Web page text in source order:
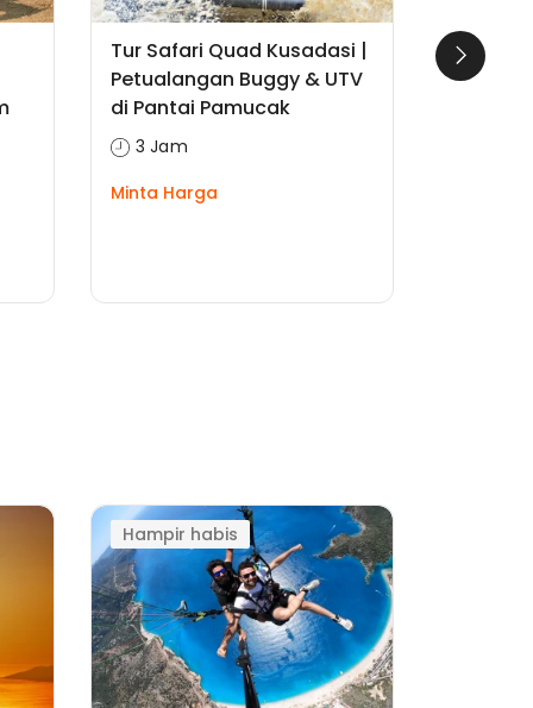
Tur Safari Quad Kusadasi |
Petualangan Buggy & UTV
di Pantai Pamucak
3 Jam
Minta Harga
Safari
Hampir habis